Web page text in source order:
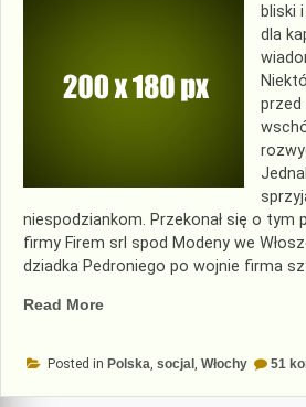
bliski
dla
przed
niespodziankom. Przekonał się o tym
firmy Firem srl spod Modeny we
dziadka Pedroniego po wojnie firma
Read More„Kapitalizm
wschód”
Posted in Polska, socjal , Włochy 51